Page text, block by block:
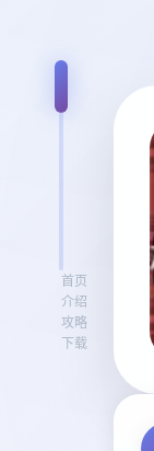
首页
介绍
攻略
下载